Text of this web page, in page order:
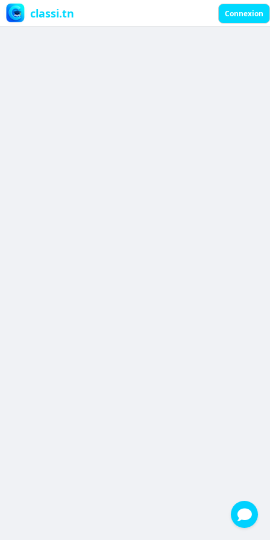
classi.tn Connexion